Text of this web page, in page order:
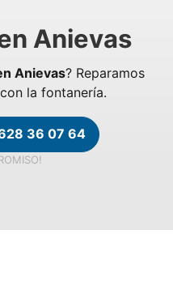
Anievas
Anievas? Reparamos
la fontanería.
36 07 64